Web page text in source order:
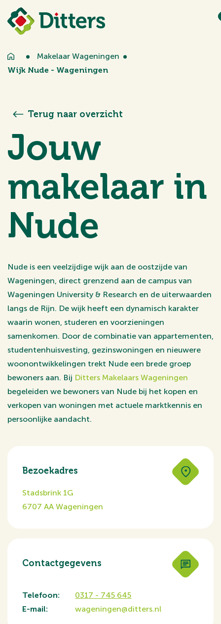
Makelaar Wageningen
Wijk Nude - Wageningen
Jouw
makelaar in
Nude
Nude is een veelzijdige wijk aan de oostzijde van
Wageningen, direct grenzend aan de campus van
Wageningen University & Research en de uiterwaarden
langs de Rijn. De wijk heeft een dynamisch karakter
waarin wonen, studeren en voorzieningen
samenkomen. Door de combinatie van appartementen,
studentenhuisvesting, gezinswoningen en nieuwere
woonontwikkelingen trekt Nude een brede groep
bewoners aan. Bij Ditters Makelaars Wageningen
begeleiden we bewoners van Nude bij het kopen en
verkopen van woningen met actuele marktkennis en
persoonlijke aandacht.
Terug naar overzicht
Bezoekadres
Stadsbrink 1G
6707 AA Wageningen
Contactgegevens
Telefoon:
0317 - 745 645
E-mail:
wageningen@ditters.nl